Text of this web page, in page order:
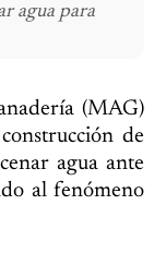
agua para
(MAG)
de
agua ante
al fenómeno